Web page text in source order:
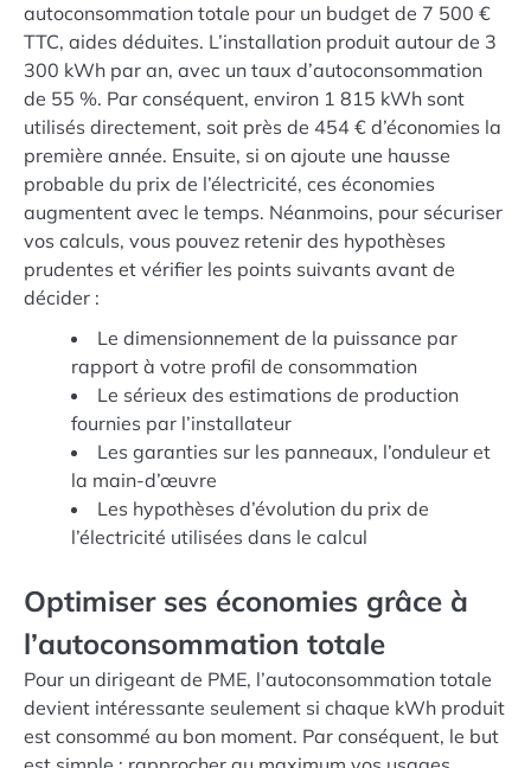
autoconsommation totale pour un budget de 7 500 €
TTC, aides déduites. L’installation produit autour de 3
300 kWh par an, avec un taux d’autoconsommation
de 55 %. Par conséquent, environ 1 815 kWh sont
utilisés directement, soit près de 454 € d’économies la
première année. Ensuite, si on ajoute une hausse
probable du prix de l’électricité, ces économies
augmentent avec le temps. Néanmoins, pour sécuriser
vos calculs, vous pouvez retenir des hypothèses
prudentes et vérifier les points suivants avant de
décider :
Le dimensionnement de la puissance par
rapport à votre profil de consommation
Le sérieux des estimations de production
fournies par l’installateur
Les garanties sur les panneaux, l’onduleur et
la main-d’œuvre
Les hypothèses d’évolution du prix de
l’électricité utilisées dans le calcul
Optimiser ses économies grâce à
l’autoconsommation totale
Pour un dirigeant de PME, l’autoconsommation totale
devient intéressante seulement si chaque kWh produit
est consommé au bon moment. Par conséquent, le but